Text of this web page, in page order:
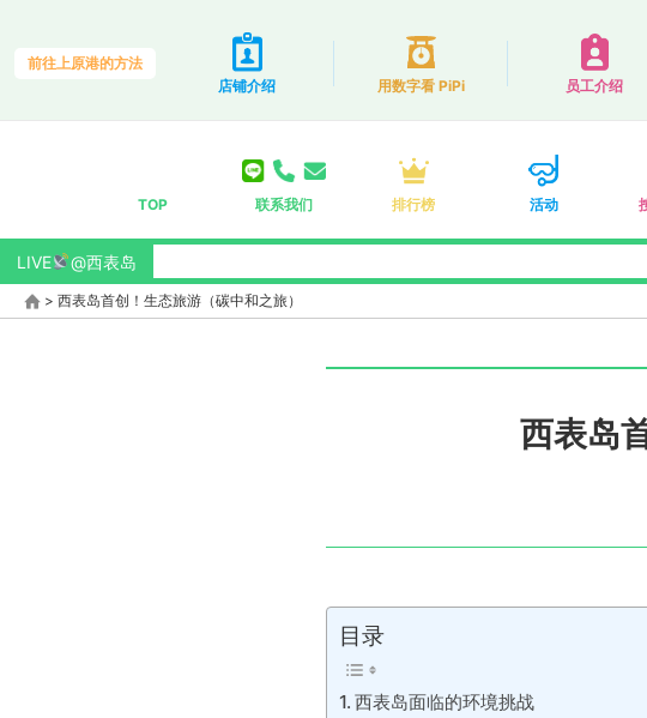
前往上原港的方法
店铺介绍
用数字看 PiPi 员工介绍
TOP 联系我们 排行榜 活动
LIVE @西表岛
> 西表岛首创！生态旅游（碳中和之旅）
西表岛
目录
西表岛面临的环境挑战